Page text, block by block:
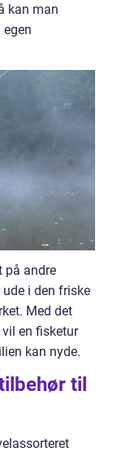
kan man
på andre
i den friske
Med det
en fisketur
kan nyde.
til